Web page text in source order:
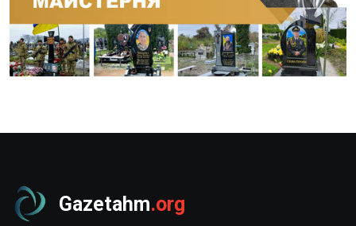
Gazetahm.org